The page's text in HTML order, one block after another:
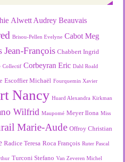
Alwett Audrey Beauvais
Brisou-Pellen Evelyne Cabot Meg
Jean-François Chabbert Ingrid
Collectif Corbeyran Eric Dahl Roald
Escoffier Michaël Fourquemin Xavier
Nancy Huard Alexandra Kirkman
Wilfrid Maupomé Meyer Ilona Miss
Marie-Aude Offroy Christian
Radice Teresa Roca François Ruter Pascal
Turconi Stefano Van Zeveren Michel